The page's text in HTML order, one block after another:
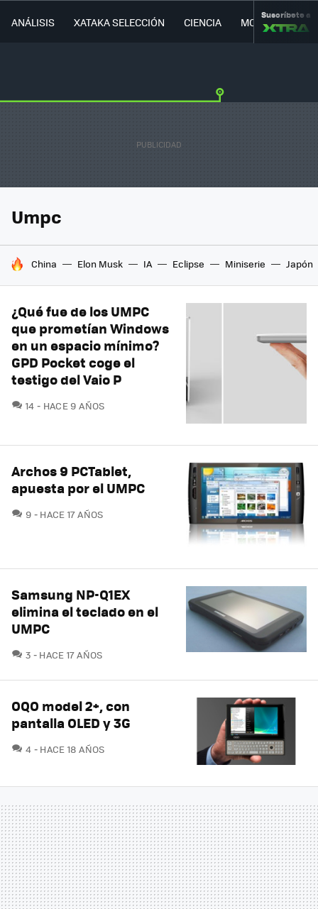
ANÁLISIS XATAKA SELECCIÓN CIENCIA MOVILIDAD
Suscríbete a
Umpc
HOY SE HABLA DE
China Elon Musk IA Eclipse Miniserie Japón
¿Qué fue de los UMPC
que prometían Windows
en un espacio mínimo?
GPD Pocket coge el
testigo del Vaio P
14 COMENTARIOS
HACE 9 AÑOS
Archos 9 PCTablet,
apuesta por el UMPC
9 COMENTARIOS
HACE 17 AÑOS
Samsung NP-Q1EX
elimina el teclado en el
UMPC
3 COMENTARIOS
HACE 17 AÑOS
OQO model 2+, con
pantalla OLED y 3G
4 COMENTARIOS
HACE 18 AÑOS